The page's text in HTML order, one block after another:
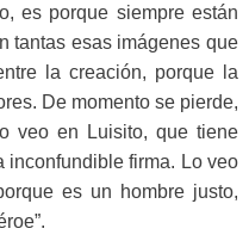
es porque siempre están
tantas esas imágenes que
la creación, porque la
De momento se pierde,
veo en Luisito, que tiene
firma. Lo veo
es un hombre justo,